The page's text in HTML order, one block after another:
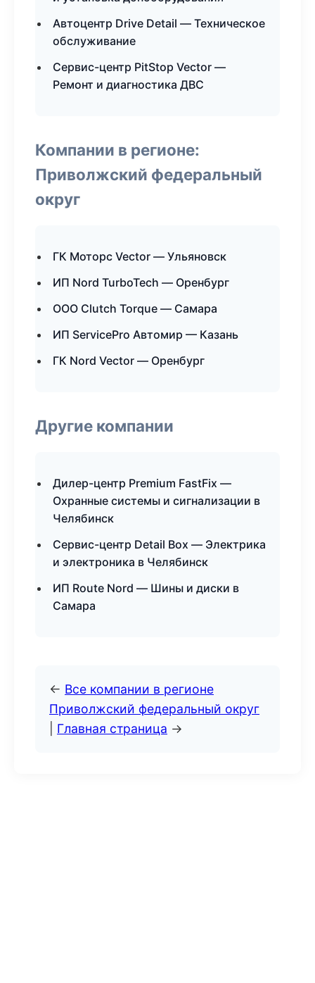
Автоцентр Drive Detail — Техническое
обслуживание
Сервис-центр PitStop Vector —
Ремонт и диагностика ДВС
Компании в регионе:
Приволжский федеральный
округ
ГК Моторс Vector — Ульяновск
ИП Nord TurboTech — Оренбург
ООО Clutch Torque — Самара
ИП ServicePro Автомир — Казань
ГК Nord Vector — Оренбург
Другие компании
Дилер-центр Premium FastFix —
Охранные системы и сигнализации в
Челябинск
Сервис-центр Detail Box — Электрика
и электроника в Челябинск
ИП Route Nord — Шины и диски в
Самара
← Все компании в регионе
Приволжский федеральный округ
Главная страница →